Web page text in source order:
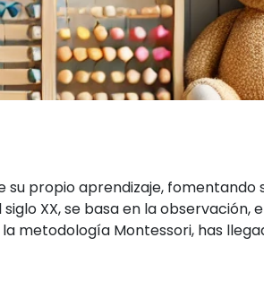
su propio aprendizaje, fomentando
XX, se basa en la observación,
metodología Montessori, has